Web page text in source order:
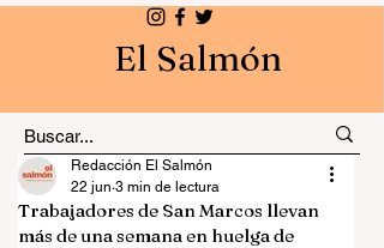
El Salmón
Trabajadores de San Marcos llevan
más de una semana en huelga de
Redacción El Salmón
22 jun 3 min de lectura